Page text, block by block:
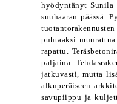
hyödyntänyt Sunila
suuhaaran päässä.
puhtaaksi
rapattu.
paljaina.
jatkuvasti, mutta
alkuperäiseen
savupiippu ja